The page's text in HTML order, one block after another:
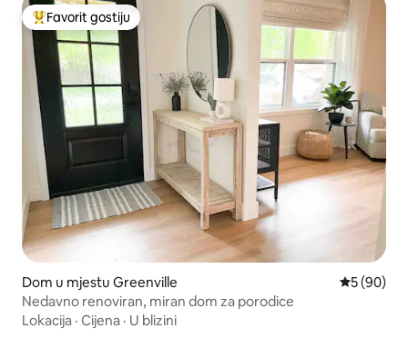
Glavni favorit gostiju
Favorit gostiju
Dom u mjestu Greenville Prosječna
5 (90)
Nedavno renoviran, miran dom za porodice
Lokacija · Cijena · U blizini